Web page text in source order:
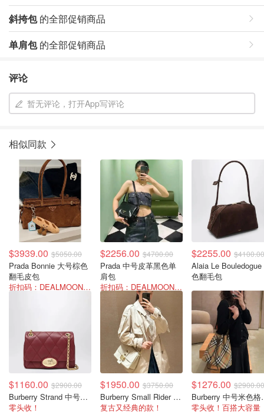
斜挎包的全部促销商品
单肩包的全部促销商品
评论
暂无评论，打开App写评论
相似同款
$3939.00 $5050.00
Prada Bonnie 大号棕色
翻毛皮包
折扣码：DEALMOON-SUM22
$2256.00 $4700.00
Prada 中号皮革黑色单
肩包
折扣码：DEALMOON-AOT26
$2255.00 $4100.00
Alaia Le Bouledogue
色翻毛包
$1160.00 $2900.00
Burberry Strand 中号酒红色包
零头收！
$1950.00 $3750.00
Burberry Small Rider 羔羊皮米色单肩包
复古又经典的款！
$1276.00 $2900.00
零头收！百搭大容量